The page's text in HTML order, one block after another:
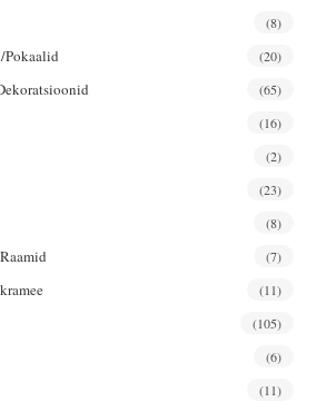
(8)
(20)
(65)
(16)
(2)
(23)
(8)
(7)
(11)
(105)
(6)
(11)